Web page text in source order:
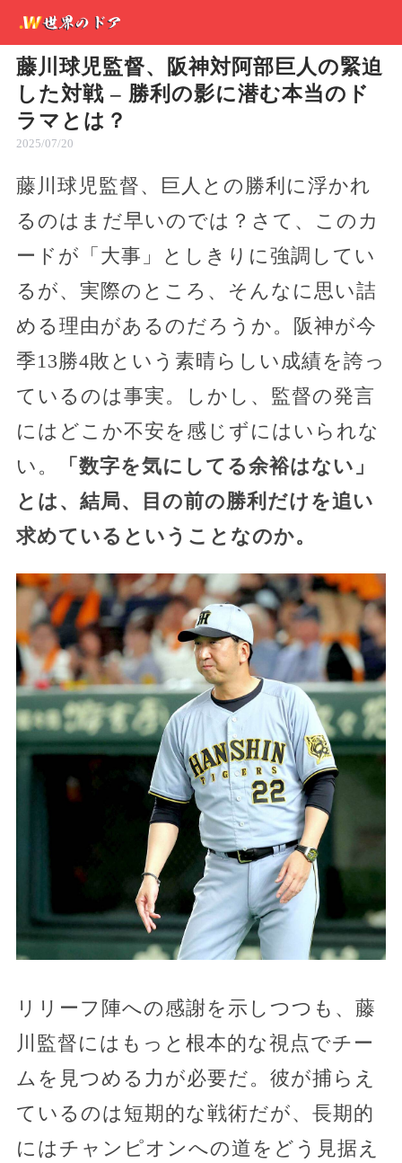
藤川球児監督、阪神対阿部巨人の緊迫
した対戦 – 勝利の影に潜む本当のド
ラマとは？
2025/07/20
藤川球児監督、巨人との勝利に浮かれ
るのはまだ早いのでは？さて、このカ
ードが「大事」としきりに強調してい
るが、実際のところ、そんなに思い詰
める理由があるのだろうか。阪神が今
季13勝4敗という素晴らしい成績を誇っ
ているのは事実。しかし、監督の発言
にはどこか不安を感じずにはいられな
い。
「数字を気にしてる余裕はない」
とは、結局、目の前の勝利だけを追い
求めているということなのか。
リリーフ陣への感謝を示しつつも、藤
川監督にはもっと根本的な視点でチー
ムを見つめる力が必要だ。彼が捕らえ
ているのは短期的な戦術だが、長期的
にはチャンピオンへの道をどう見据え